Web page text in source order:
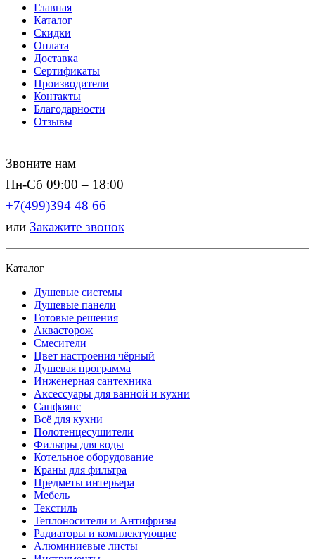
Главная
Каталог
Скидки
Оплата
Доставка
Сертификаты
Производители
Контакты
Благодарности
Отзывы
Звоните нам
Пн-Сб 09:00 – 18:00
+7(499)394 48 66
или Закажите звонок
Каталог
Душевые системы
Душевые панели
Готовые решения
Аквасторож
Смесители
Цвет настроения чёрный
Душевая программа
Инженерная сантехника
Аксессуары для ванной и кухни
Санфаянс
Всё для кухни
Полотенцесушители
Фильтры для воды
Котельное оборудование
Краны для фильтра
Предметы интерьера
Мебель
Текстиль
Теплоносители и Антифризы
Радиаторы и комплектующие
Алюминиевые листы